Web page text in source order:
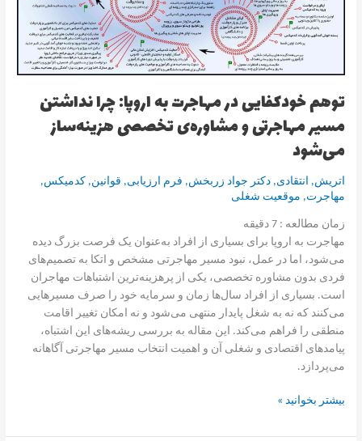
توهم خودکفایی در مهاجرت به اروپا: چرا نداشتن
مسیر مهاجرتی و مشاوره‌ی تخصصی هزینه‌ساز
می‌شود
اتریش, انتقادی,دکتر جواد زربخش, فرم ارزیابی, قوانین, کدمیکس,
مهاجرت, موقعیت شغلی
زمان مطالعه :7 دقیقه
مهاجرت به اروپا برای بسیاری از افراد به‌عنوان یک فرصت بزرگ دیده
می‌شود، اما در عمل، نبود مسیر مهاجرتی مشخص و اتکا به تصمیم‌های
فردی بدون مشاوره تخصصی، یکی از پرهزینه‌ترین اشتباهات مهاجران
است. بسیاری از افراد سال‌ها زمان و سرمایه خود را صرف مسیرهایی
می‌کنند که نه به شغل پایدار منتهی می‌شود و نه امکان تغییر اقامت
منطقی را فراهم می‌کند. این مقاله به بررسی ریشه‌های این اشتباه،
پیامدهای اقتصادی و شغلی آن و اهمیت انتخاب مسیر مهاجرتی آگاهانه
می‌پردازد.
نداشتن
مسیر
و
مشاوره‌ی
تخصصی
هزینه‌ساز
می‌شود
بیشتر بخوانید »